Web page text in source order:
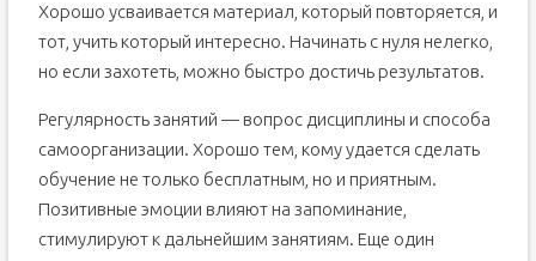
Хорошо усваивается материал, который повторяется, и
тот, учить который интересно. Начинать с нуля нелегко,
но если захотеть, можно быстро достичь результатов.
Регулярность занятий — вопрос дисциплины и способа
самоорганизации. Хорошо тем, кому удается сделать
обучение не только бесплатным, но и приятным.
Позитивные эмоции влияют на запоминание,
стимулируют к дальнейшим занятиям. Еще один